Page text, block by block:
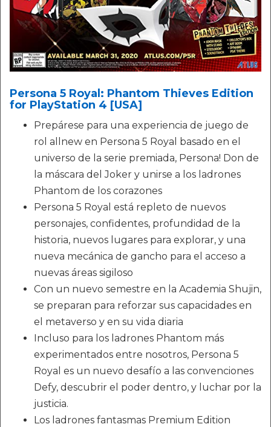
Persona 5 Royal: Phantom Thieves Edition
for PlayStation 4 [USA]
Prepárese para una experiencia de juego de
rol allnew en Persona 5 Royal basado en el
universo de la serie premiada, Persona! Don de
la máscara del Joker y unirse a los ladrones
Phantom de los corazones
Persona 5 Royal está repleto de nuevos
personajes, confidentes, profundidad de la
historia, nuevos lugares para explorar, y una
nueva mecánica de gancho para el acceso a
nuevas áreas sigiloso
Con un nuevo semestre en la Academia Shujin,
se preparan para reforzar sus capacidades en
el metaverso y en su vida diaria
Incluso para los ladrones Phantom más
experimentados entre nosotros, Persona 5
Royal es un nuevo desafío a las convenciones
Defy, descubrir el poder dentro, y luchar por la
justicia.
Los ladrones fantasmas Premium Edition